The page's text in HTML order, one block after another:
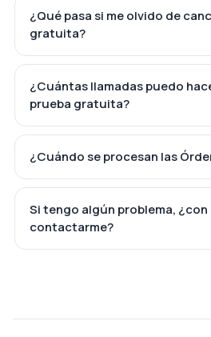
¿Qué pasa si me olvido de
gratuita?
¿Cuántas llamadas puedo
prueba gratuita?
¿Cuándo se procesan las
Si tengo algún problema,
contactarme?